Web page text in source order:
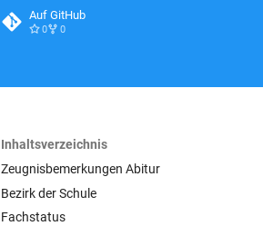
Auf GitHub
0 0
Inhaltsverzeichnis
Zeugnisbemerkungen Abitur
Bezirk der Schule
Fachstatus